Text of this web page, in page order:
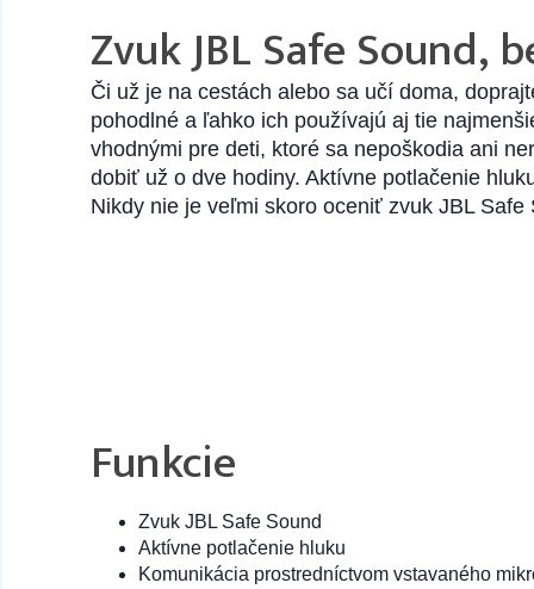
Zvuk JBL Safe Sound,
Či už je na cestách alebo sa učí doma,
pohodlné a ľahko ich používajú aj tie
vhodnými pre deti, ktoré sa nepoškodia ani
dobiť už o dve hodiny. Aktívne potlačenie
Nikdy nie je veľmi skoro oceniť zvuk JBL
Funkcie
Zvuk JBL Safe Sound
Aktívne potlačenie hluku
Komunikácia prostredníctvom vstavaného